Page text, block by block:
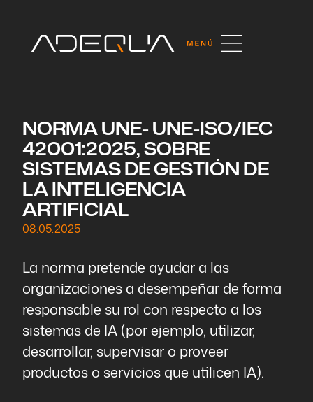
NORMA UNE- UNE-ISO/IEC
42001:2025, SOBRE
SISTEMAS DE GESTIÓN DE
LA INTELIGENCIA
ARTIFICIAL
08.05.2025
La norma pretende ayudar a las
organizaciones a desempeñar de forma
responsable su rol con respecto a los
sistemas de IA (por ejemplo, utilizar,
desarrollar, supervisar o proveer
productos o servicios que utilicen IA).